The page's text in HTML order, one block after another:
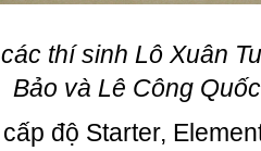
thí sinh Lô Xuân
Bảo và Lê Công
độ Starter,